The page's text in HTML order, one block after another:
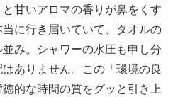
甘いアロマの香りが鼻をくす
に行き届いていて、タオルの
み。シャワーの水圧も申し分
ありません。この「環境の良
的な時間の質をグッと引き上